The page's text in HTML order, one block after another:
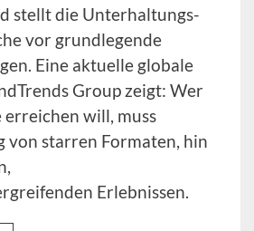
stellt die Unterhaltungs-
vor grundlegende
Eine aktuelle globale
Group zeigt: Wer
erreichen will, muss
von starren Formaten, hin
Erlebnissen.